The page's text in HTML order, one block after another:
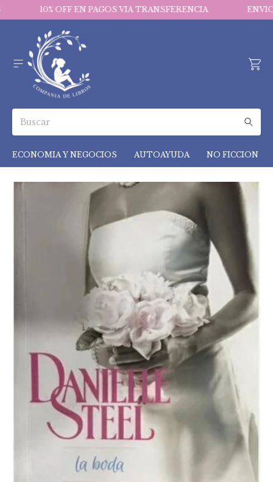
10% OFF EN PAGOS VIA TRANSFERENCIA ENVIOS
ECONOMIA Y NEGOCIOS AUTOAYUDA NO FICCION